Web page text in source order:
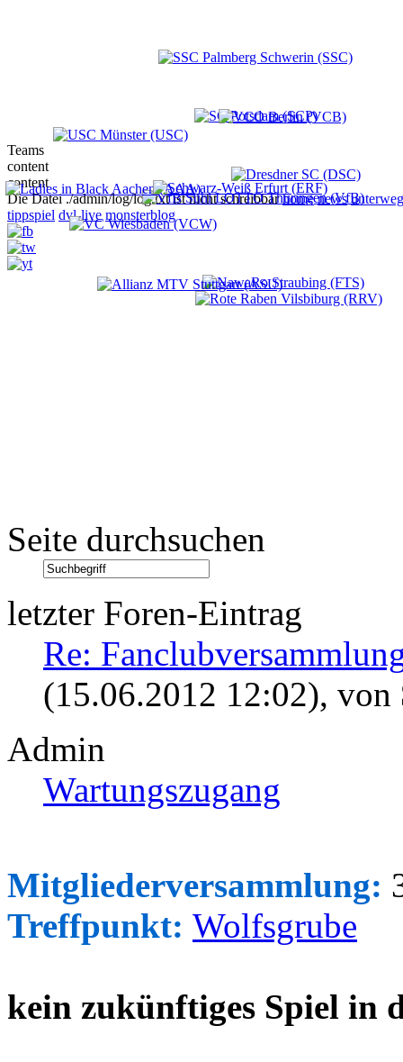
Teams
content
content
Die Datei ./admin/log/log.txt ist nicht schreibbarhome news
tippspiel dvl-live monsterblog
Seite durchsuchen
letzter Foren-Eintrag
Re:
(15.06.2012 12:02), von
Admin
Wartungszugang
Mitgliederversammlung:
Treffpunkt: Wolfsgrube
kein zukünftiges Spiel in